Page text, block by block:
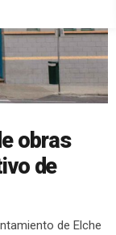
obras
de
de Elche